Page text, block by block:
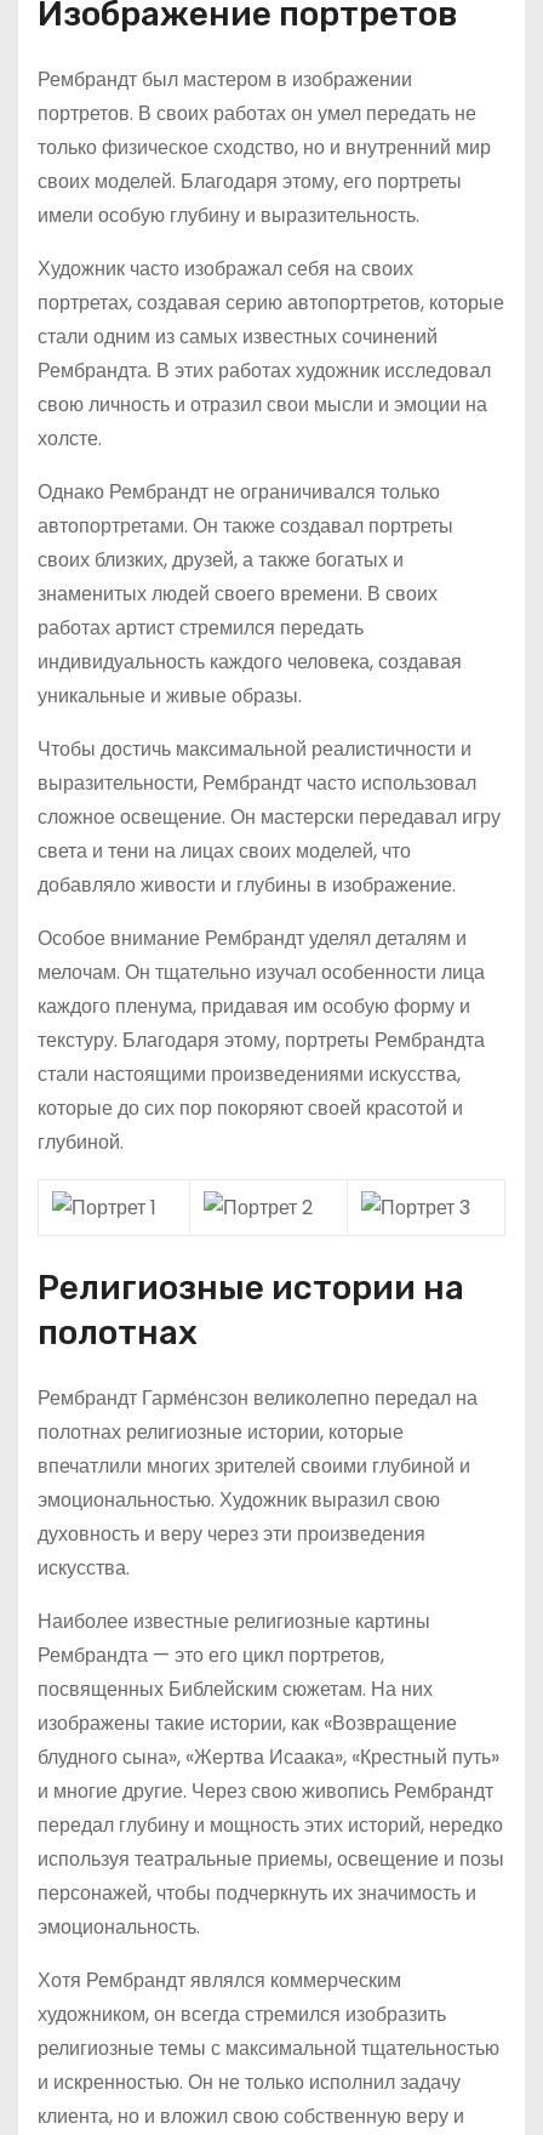
Изображение портретов
Рембрандт был мастером в изображении
портретов. В своих работах он умел передать не
только физическое сходство, но и внутренний мир
своих моделей. Благодаря этому, его портреты
имели особую глубину и выразительность.
Художник часто изображал себя на своих
портретах, создавая серию автопортретов, которые
стали одним из самых известных сочинений
Рембрандта. В этих работах художник исследовал
свою личность и отразил свои мысли и эмоции на
холсте.
Однако Рембрандт не ограничивался только
автопортретами. Он также создавал портреты
своих близких, друзей, а также богатых и
знаменитых людей своего времени. В своих
работах артист стремился передать
индивидуальность каждого человека, создавая
уникальные и живые образы.
Чтобы достичь максимальной реалистичности и
выразительности, Рембрандт часто использовал
сложное освещение. Он мастерски передавал игру
света и тени на лицах своих моделей, что
добавляло живости и глубины в изображение.
Особое внимание Рембрандт уделял деталям и
мелочам. Он тщательно изучал особенности лица
каждого пленума, придавая им особую форму и
текстуру. Благодаря этому, портреты Рембрандта
стали настоящими произведениями искусства,
которые до сих пор покоряют своей красотой и
глубиной.
Религиозные истории на
полотнах
Рембрандт Гарме́нсзон великолепно передал на
полотнах религиозные истории, которые
впечатлили многих зрителей своими глубиной и
эмоциональностью. Художник выразил свою
духовность и веру через эти произведения
искусства.
Наиболее известные религиозные картины
Рембрандта — это его цикл портретов,
посвященных Библейским сюжетам. На них
изображены такие истории, как «Возвращение
блудного сына», «Жертва Исаака», «Крестный путь»
и многие другие. Через свою живопись Рембрандт
передал глубину и мощность этих историй, нередко
используя театральные приемы, освещение и позы
персонажей, чтобы подчеркнуть их значимость и
эмоциональность.
Хотя Рембрандт являлся коммерческим
художником, он всегда стремился изобразить
религиозные темы с максимальной тщательностью
и искренностью. Он не только исполнил задачу
клиента, но и вложил свою собственную веру и